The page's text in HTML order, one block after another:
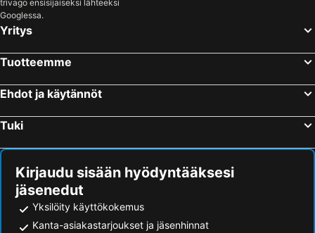
Lycksele Djurpark
Wasalandia
Umeå Arena
Örnsköldsvik Airport
Seinäjoki Bus Station
Leos Lekland
4H-gården Lilla Lyckan
trivago ensisijaiseksi lähteeksi
Googlessa.
Yritys
Tuotteemme
Ehdot ja käytännöt
Tuki
Kirjaudu sisään hyödyntääksesi
jäsenedut
Yksilöity käyttökokemus
Kanta-asiakastarjoukset ja jäsenhinnat